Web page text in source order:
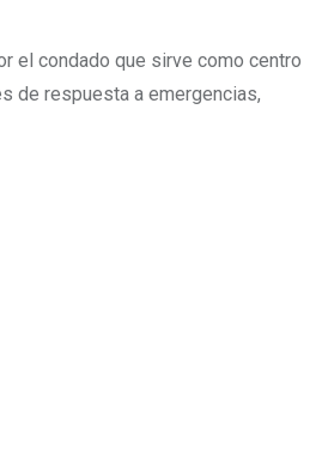
el condado que sirve como centro
de respuesta a emergencias,